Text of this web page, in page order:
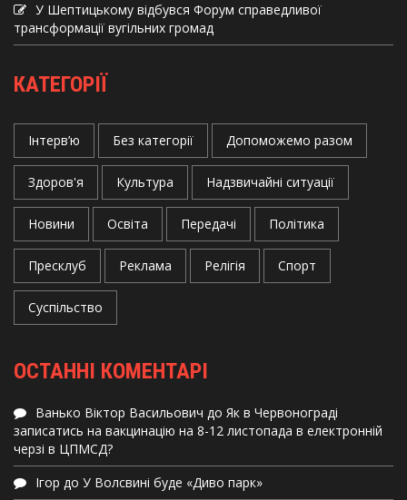
У Шептицькому відбувся Форум справедливої
трансформації вугільних громад
КАТЕГОРІЇ
Інтерв’ю Без категорії Допоможемо разом
Здоров'я Культура Надзвичайні ситуації
Новини Освіта Передачі Політика
Пресклуб Реклама Релігія Спорт
Суспільство
ОСТАННІ КОМЕНТАРІ
Ванько Віктор Васильович до Як в Червонограді
записатись на вакцинацію на 8-12 листопада в електронній
черзі в ЦПМСД?
Ігор до У Волсвині буде «Диво парк»